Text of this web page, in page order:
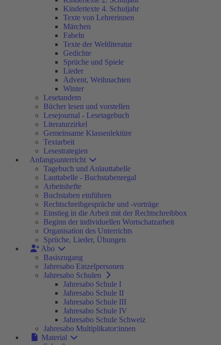
Kindertexte 4. Schuljahr
Texte von Lehrerinnen
Märchen
Fabeln
Texte der Weltliteratur
Gedichte
Sprüche und Spiele
Lieder
Advent, Weihnachten
Winter
Lesetandem
Bücher lesen und vorstellen
Lesejournal - Lesetagebuch
Literaturzirkel
Gemeinsame Klassenlektüre
Textarbeit
Lesestrategien
Anfangsunterricht
Tagebuch und Anlauttabelle
Lauttabelle - Buchstabenregal
Arbeitshefte
Buchstaben einführen
Rechtschreibgespräche und -vorträge
Einstieg in die Arbeit mit der Rechtschreibbox
Beginn der individuellen Wortschatzarbeit
Organisation des Unterrichts
Sprüche, Lieder, Übungen
Abo
Basiszugang
Jahresabo Einzelpersonen
Jahresabo Schulen
Jahresabo Schule I
Jahresabo Schule II
Jahresabo Schule III
Jahresabo Schule IV
Jahresabo Schule Schweiz
Jahresabo Multiplikator:innen
Material